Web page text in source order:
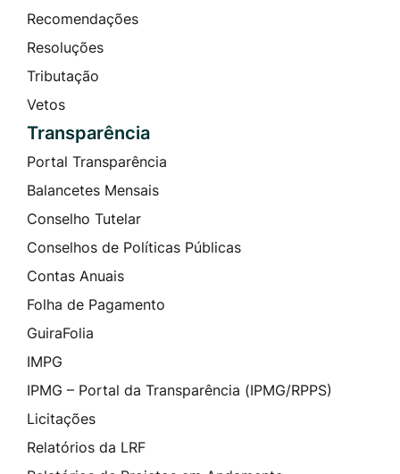
Recomendações
Resoluções
Tributação
Vetos
Transparência
Portal Transparência
Balancetes Mensais
Conselho Tutelar
Conselhos de Políticas Públicas
Contas Anuais
Folha de Pagamento
GuiraFolia
IMPG
IPMG – Portal da Transparência (IPMG/RPPS)
Licitações
Relatórios da LRF